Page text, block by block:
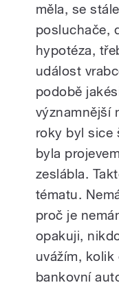
měla, se
posluchače,
hypotéza,
událost
podobě
významnější
roky byl sice
byla
zeslábla.
tématu.
proč je
opakuji,
uvážím,
bankovní